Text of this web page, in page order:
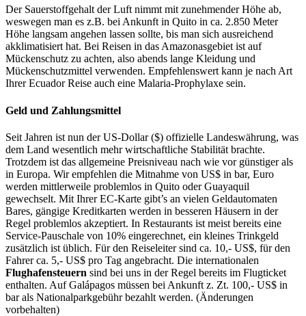
Der Sauerstoffgehalt der Luft nimmt mit zunehmender Höhe ab,
weswegen man es z.B. bei Ankunft in Quito in ca. 2.850 Meter
Höhe langsam angehen lassen sollte, bis man sich ausreichend
akklimatisiert hat. Bei Reisen in das Amazonasgebiet ist auf
Mückenschutz zu achten, also abends lange Kleidung und
Mückenschutzmittel verwenden. Empfehlenswert kann je nach Art
Ihrer Ecuador Reise auch eine Malaria-Prophylaxe sein.
Geld und Zahlungsmittel
Seit Jahren ist nun der US-Dollar ($) offizielle Landeswährung, was
dem Land wesentlich mehr wirtschaftliche Stabilität brachte.
Trotzdem ist das allgemeine Preisniveau nach wie vor günstiger als
in Europa. Wir empfehlen die Mitnahme von US$ in bar, Euro
werden mittlerweile problemlos in Quito oder Guayaquil
gewechselt. Mit Ihrer EC-Karte gibt’s an vielen Geldautomaten
Bares, gängige Kreditkarten werden in besseren Häusern in der
Regel problemlos akzeptiert. In Restaurants ist meist bereits eine
Service-Pauschale von 10% eingerechnet, ein kleines Trinkgeld
zusätzlich ist üblich. Für den Reiseleiter sind ca. 10,- US$, für den
Fahrer ca. 5,- US$ pro Tag angebracht. Die internationalen
Flughafensteuern sind bei uns in der Regel bereits im Flugticket
enthalten. Auf Galápagos müssen bei Ankunft z. Zt. 100,- US$ in
bar als Nationalparkgebühr bezahlt werden. (Änderungen
vorbehalten)